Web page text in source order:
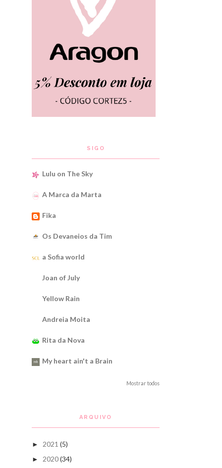
SIGO
Lulu on The Sky
A Marca da Marta
Fika
Os Devaneios da Tim
a Sofia world
Joan of July
Yellow Rain
Andreia Moita
Rita da Nova
My heart ain't a Brain
Mostrar todos
ARQUIVO
► 2021 (5)
► 2020(34)